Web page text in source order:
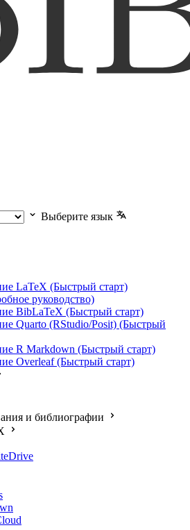
Выберите язык
LaTeX (Быстрый старт)
руководство)
BibLaTeX (Быстрый старт)
Quarto (RStudio/Posit) (Быстрый
R Markdown (Быстрый старт)
Overleaf (Быстрый старт)
и библиографии